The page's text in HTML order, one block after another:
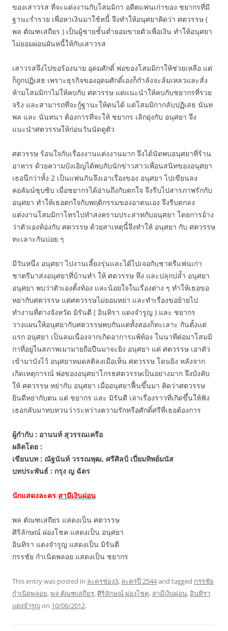
ของเสาวรส ที่จะแต่งงานกับโสมมิกา อดีตแฟนเก่าของ ชยากรที่มี
ฐานะร่ำรวย เพื่อหาเงินมาใช้หนี้ จึงทำให้อนุศยาคิดว่า ศตวรรษ (
พล ตัณฑเสถียร ) เป็นผู้ชายชั้นต่ำยอมขายตัวเพื่อเงิน ทำให้อนุศยา
ไม่ยอมผ่อนผันหนี้ให้กับเสาวรส
เสาวรสจึงไปขอร้องนาย อุดมศักดิ์ พ่อของโสมมิกาให้ช่วยเหลือ แต่
ก็ถูกปฏิเสธ เพราะธุรกิจของอุดมศักดิ์เองก็กำลังจะล้มเหลวและสั่ง
ห้ามโสมมิกาไม่ให้คบกับ ศตวรรษ แต่แนะนำให้คบกับชยากรที่รวย
จริง และสามารถที่จะกู้ฐานะให้ตนได้ แต่โสมมิกากลับปฏิเสธ นันท
พล และ นันทนา ต้องการที่จะให้ ชยากร เลิกยุ่งกับ อนุศยา จึง
แนะนำศตวรรษให้ก่อนวันนัดดูตัว
ศตวรรษ ร้อนใจกับเรื่องงานแต่งงานมาก จึงได้นัดพบอนุศยาที่ร้าน
อาหาร ด้วยความบังเอิญได้พบกับนักข่าวสาวเพื่อนสนิทของอนุศยา
เธอนึกว่าทั้ง 2 เป็นแฟนกันจึงเอาเรื่องของ อนุศยา ไปเขียนลง
คอลัมน์ซุบซิบ เมื่อชยากรได้อ่านถึงกับตกใจ จึงรีบไปสารภาพรักกับ
อนุศยา ทำให้เธอตกใจกับพฤติกรรมของอาตนเอง จึงรีบตกลง
แต่งงานโสมมิกาโทรไปทำสงครามประสาทกับอนุศยา โดยการอ้าง
ว่าตัวเองท้องกับ ศตวรรษ ด้วยสาเหตุนี้จึงทำให้ อนุศยา กับ ศตวรรษ
ทะเลาะกันบ่อย ๆ
มีวันหนึ่ง อนุศยา ไปงานเลี้ยงรุ่นและได้ไปเจอกับชาตรีแฟนเก่า
ชาตรีมาส่งอนุศยาที่บ้านทำ ให้ ศตวรรษ หึง และปลุกปล้ำ อนุศยา
อนุศยา พบว่าตัวเองตั้งท้อง และน้อยใจในเรื่องต่าง ๆ ทำให้เธอขอ
หย่ากับศตวรรษ แต่ศตวรรษไม่ยอมหย่า และทำเรื่องขอย้ายไป
ทำงานที่ต่างจังหวัด มิรันตี ( อินทิรา แดงจำรูญ ) และ ชยากร
วางแผนให้อนุศยากับศตวรรษพบกันแต่ทั้งสองก็ทะเลาะ กันตั้งแต่
แรก อนุศยา เป็นลมเนื่องจากเกิดอาการแพ้ท้อง ในนาทีต่อมาโสมมิ
กาที่อยู่ในสภาพเมามายถือปืนมาจะยิง อนุศยา แต่ ศตวรรษ เอาตัว
เข้ามาบังไว้ อนุศยาหมดสติลงเมื่อเห็น ศตวรรษ โดนยิง หลังจาก
เกิดเหตุการณ์ พ่อของอนุศยาโกรธศตวรรษเป็นอย่างมาก จึงบังคับ
ให้ ศตวรรษ หย่ากับ อนุศยา เมื่ออนุศยาฟื้นขึ้นมา คิดว่าศตวรรษ
ยินดีหย่ากับตน แต่ ชยากร และ มิรันตี เล่าเรื่องราวที่เกิดขึ้นให้ฟัง
เธอกลับมาทบทวนว่าระหว่างความรักหรือศักดิ์ศรีที่เธอต้องการ
ผู้กำกับ : อานนท์ สุวรรณเครือ
ผลิตโดย :
เขียนบท : ณัฐนันท์ วรรณพุฒ, ศรีศิลป์ เปี่ยมทิพย์มนัส
บทประพันธ์ : กรุง ญ ฉัตร
นักแสดงละคร สามีเงินผ่อน
พล ตัณฑเสถียร แสดงเป็น ศตวรรษ
ศิริลักษณ์ ผ่องโชค แสดงเป็น อนุศยา
อินทิรา แดงจำรูญ แสดงเป็น มิรันตี
กรรชัย กำเนิดพลอย แสดงเป็น ชยากร
This entry was posted in ละครช่อง3, ละครปี 2544and tagged กรรชัย
กำเนิดพลอย,พล ตัณฑเสถียร,ศิริลักษณ์ ผ่องโชค, สามีเงินผ่อน, อินทิรา
แดงจำรูญon 10/06/2012.